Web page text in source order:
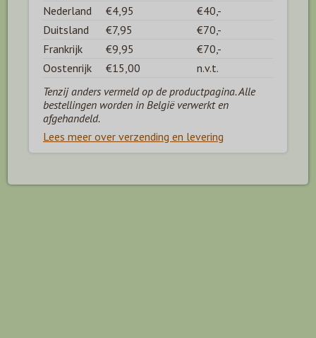
Nederland
€4,95
€40,-
Duitsland
€7,95
€70,-
Frankrijk
€9,95
€70,-
Oostenrijk
€15,00
n.v.t.
Tenzij anders vermeld op de productpagina. Alle
bestellingen worden in België verwerkt en
afgehandeld.
Lees meer over verzending en levering